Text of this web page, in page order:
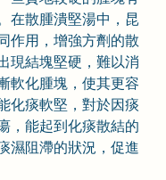
在散腫潰堅湯中，昆
作用，增強方劑的散
現結塊堅硬，難以消
軟化腫塊，使其更容
化痰軟堅，對於因痰
，能起到化痰散結的
濕阻滯的狀況，促進